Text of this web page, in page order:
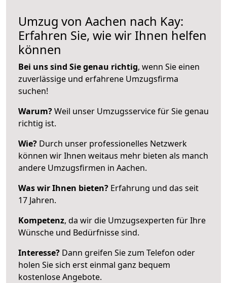
Umzug von Aachen nach Kay:
Erfahren Sie, wie wir Ihnen helfen
können
Bei uns sind Sie genau richtig, wenn Sie einen
zuverlässige und erfahrene Umzugsfirma
suchen!
Warum?Weil unser Umzugsservice für Sie genau
richtig ist.
Wie? Durch unser professionelles Netzwerk
können wir Ihnen weitaus mehr bieten als manch
andere Umzugsfirmen in Aachen.
Was wir Ihnen bieten? Erfahrung und das seit
17 Jahren.
Kompetenz, da wir die Umzugsexperten für Ihre
Wünsche und Bedürfnisse sind.
Interesse? Dann greifen Sie zum Telefon oder
holen Sie sich erst einmal ganz bequem
kostenlose Angebote.